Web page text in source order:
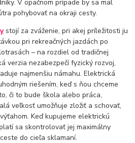
V opačnom prípade by sa mal
pohybovať na okraji cesty.
stojí za zváženie, pri akej príležitosti ju
pri rekreačných jazdách po
– na rozdiel od tradičnej
verzia nezabezpečí fyzický rozvoj,
najmenšiu námahu. Elektrická
riešením, keď s ňou chceme
či to bude škola alebo práca,
veľkosť umožňuje zložiť a schovať,
Keď kupujeme elektrickú
sa skontrolovať jej maximálny
do cieľa sklamaní.